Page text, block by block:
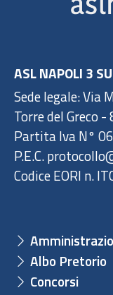
ASL NAPOLI 3
Sede legale: Via
Torre del Greco
Partita Iva N°
P.E.C.
Codice EORI n.
Albo Pretorio
Concorsi